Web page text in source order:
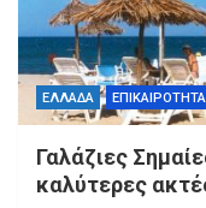
ΕΛΛΑΔΑ ΕΠΙΚΑΙΡΟΤΗΤΑ
Γαλάζιες
καλύτερες